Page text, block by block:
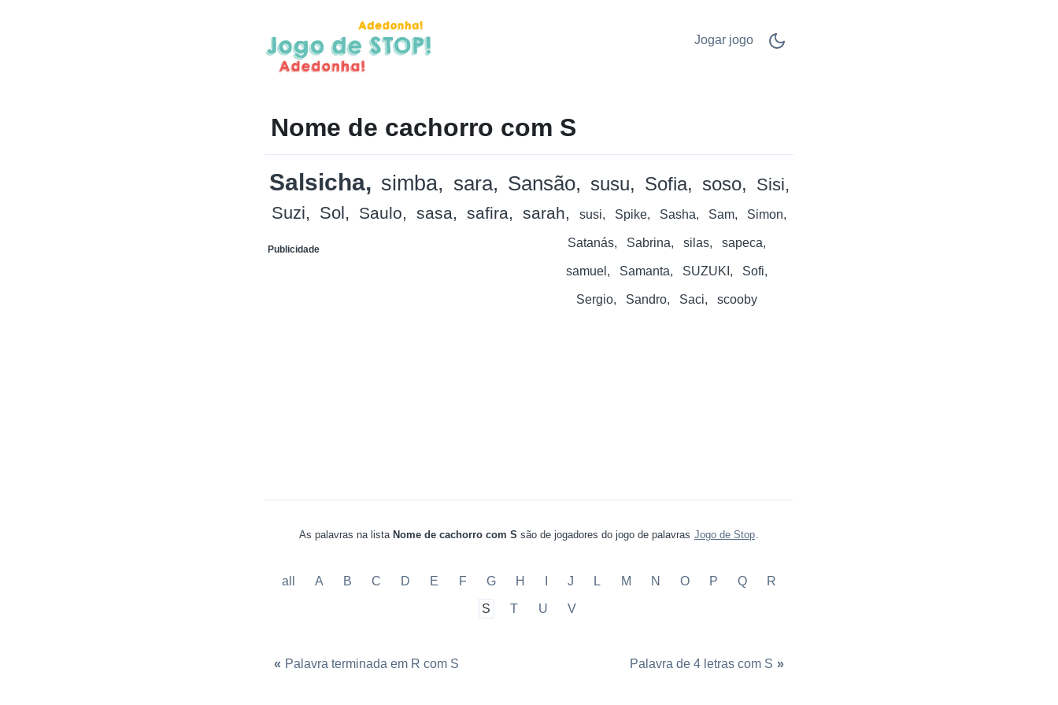
Jogar jogo
Nome de cachorro com S
Salsicha simba sara Sansão susu Sofia soso
Sisi
Suzi
Sol Saulo sasa safira sarah susi
Publicidade
Spike Sasha Sam Simon
Satanás Sabrina silas sapeca
samuel Samanta SUZUKI Sofi
Sergio Sandro Saci scooby
As palavras na lista Nome de cachorro com S são de jogadores do jogo de palavras Jogo de Stop.
all A B C D E F G H J L M N O P Q R
S T U V
« Palavra terminada em R com S Palavra de 4 letras com S »